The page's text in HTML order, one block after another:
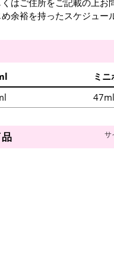
はご住所をご記載の上
余裕を持ったスケジュー
ミ
47ml
サ